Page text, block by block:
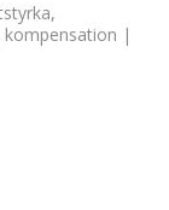
,
kompensation |